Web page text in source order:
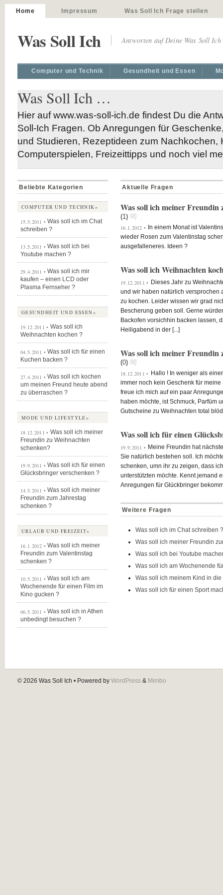
Home Impressum Was Soll Ich Frage stellen
Was Soll Ich Antworten auf Deine Was Soll
Computer und Technik Gesundheit und Essen
Was Soll Ich …
Hier auf www.was-soll-ich.de findest Du die
Soll-Ich Fragen. Ob Anregungen für
und Studieren, Rezeptideen zum Nachkochen,
Computerspielen, Freizeittipps und noch viel
Aktuelle Fragen
Was soll ich meiner Freundin
(1)
16.1.2012 • In einem Monat ist
wieder Rosen zum Valentinstag
ausgefalleneres. Ideen ?
Was soll ich Weihnachten
19.12.2011 • Dieses Jahr zu
und wir haben natürlich versprochen
zu kochen. Leider wissen wir grad
Bescherung geben soll. Gerne
Backofen vorsichhin backen lassen,
Heiligabend in der [...]
Was soll ich meiner Freundin
(0)
18.12.2011 • Hallo ! In weniger als
immer noch kein Geschenk für
freue ich mich auf ein paar
haben möchte, ist Schmuck, Parfüm
Gutscheine zu Weihnachten total
Was soll ich für einen
19.9.2011 • Meine Freundin hat
Sie natürlich bestehen soll. Ich
schenken, umn ihr zu zeigen, dass
unterstützten möchte. Kennt jemand
Anregungen für Glückbringer
Weitere Fragen
Was soll ich im Chat schreiben ?
Was soll ich meiner Freundin
Was soll ich bei Youtube
Was soll ich am Wochenende
Was soll ich meinem Kind in
Was soll ich für einen Sport
Beliebte Kategorien
COMPUTER UND TECHNIK»
15.5.2011 • Was soll ich im Chat
schreiben ?
13.5.2011 • Was soll ich bei
Youtube machen ?
29.4.2011 • Was soll ich mir
kaufen – einen LCD oder
Plasma Fernseher ?
GESUNDHEIT UND ESSEN»
19.12.2011 • Was soll ich
Weihnachten kochen ?
04.5.2011 • Was soll ich für einen
Kuchen backen ?
27.4.2011 • Was soll ich kochen
um meinen Freund heute abend
zu überraschen ?
MODE UND LIFESTYLE»
18.12.2011 • Was soll ich meiner
Freundin zu Weihnachten
schenken?
19.9.2011 • Was soll ich für einen
Glücksbringer verschenken ?
14.5.2011 • Was soll ich meiner
Freundin zum Jahrestag
schenken ?
URLAUB UND FREIZEIT»
16.1.2012 • Was soll ich meiner
Freundin zum Valentinstag
schenken ?
10.5.2011 • Was soll ich am
Wochenende für einen Film im
Kino gucken ?
06.5.2011 • Was soll ich in Athen
unbedingt besuchen ?
© 2026 Was Soll Ich • Powered by WordPress & Mimbo